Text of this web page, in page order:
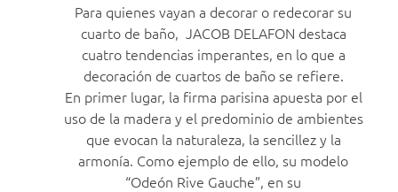
Para quienes vayan a decorar o redecorar su
cuarto de baño, JACOB DELAFON destaca
cuatro tendencias imperantes, en lo que a
decoración de cuartos de baño se refiere.
En primer lugar, la firma parisina apuesta por el
uso de la madera y el predominio de ambientes
que evocan la naturaleza, la sencillez y la
armonía. Como ejemplo de ello, su modelo
“Odeón Rive Gauche”, en su